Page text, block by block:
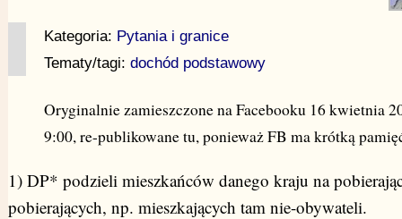
Kategoria: Pytania i granice
Tematy/tagi: dochód podstawowy
Oryginalnie zamieszczone na Facebooku 16 kwietnia
9:00, re-publikowane tu, ponieważ FB ma krótką
1) DP* podzieli mieszkańców danego kraju na
pobierających, np. mieszkających tam nie-obywateli.